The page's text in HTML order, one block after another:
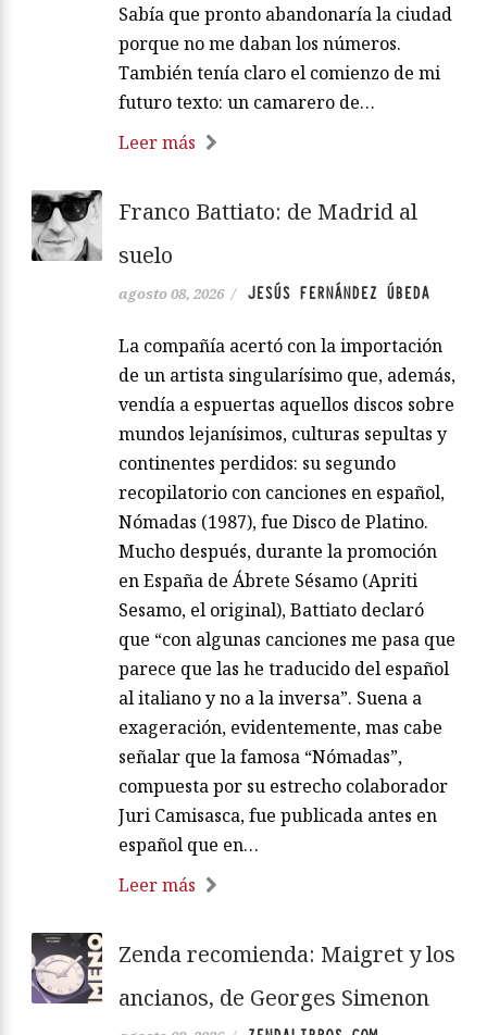
Sabía que pronto abandonaría la ciudad
porque no me daban los números.
También tenía claro el comienzo de mi
futuro texto: un camarero de…
Leer más
Franco Battiato: de Madrid al
suelo
agosto 08, 2026 / JESÚS FERNÁNDEZ ÚBEDA
La compañía acertó con la importación
de un artista singularísimo que, además,
vendía a espuertas aquellos discos sobre
mundos lejanísimos, culturas sepultas y
continentes perdidos: su segundo
recopilatorio con canciones en español,
Nómadas (1987), fue Disco de Platino.
Mucho después, durante la promoción
en España de Ábrete Sésamo (Apriti
Sesamo, el original), Battiato declaró
que “con algunas canciones me pasa que
parece que las he traducido del español
al italiano y no a la inversa”. Suena a
exageración, evidentemente, mas cabe
señalar que la famosa “Nómadas”,
compuesta por su estrecho colaborador
Juri Camisasca, fue publicada antes en
español que en…
Leer más
Zenda recomienda: Maigret y los
ancianos, de Georges Simenon